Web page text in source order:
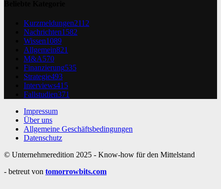
Kurzmeldungen2112
Nachrichten1582
Wissen1089
Allgemein821
M&A570
Finanzierung535
Strategie493
Interviews415
Fallstudien371
Impressum
Über uns
Allgemeine Geschäftsbedingungen
Datenschutz
© Unternehmeredition 2025 - Know-how für den Mittelstand
- betreut von tomorrowbits.com